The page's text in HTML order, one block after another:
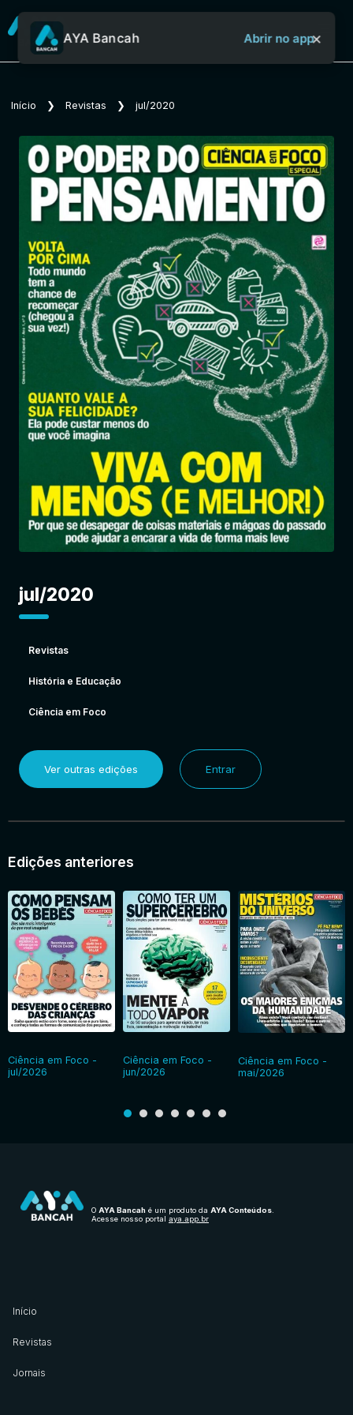
Sobre o Aya Bancah
Início
Revistas
Jornais
Notícias
Entrar
AYA Bancah Abrir no app×
Início ❯ Revistas ❯ jul/2020
jul/2020
Revistas
História e Educação
Ciência em Foco
Ver outras edições Entrar
Edições anteriores
Ciência em Foco -
jul/2026
Ciência em Foco -
jun/2026
Ciência em Foco -
mai/2026
O AYA Bancah é um produto da AYA Conteúdos
Acesse nosso portal aya.app.br
Início
Revistas
Jornais